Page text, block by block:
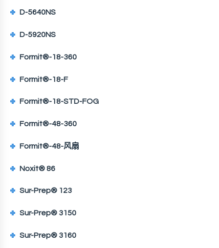
D-5640NS
D-5920NS
Formit®-18-360
Formit®-18-F
Formit®-18-STD-FOG
Formit®-48-360
Formit®-48-风扇
Noxit® 86
Sur-Prep® 123
Sur-Prep® 3150
Sur-Prep® 3160